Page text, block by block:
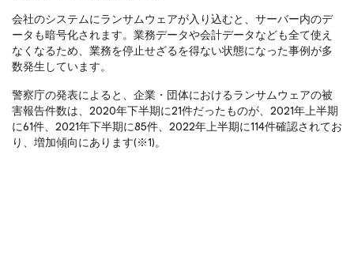
会社のシステムにランサムウェアが入り込むと、サーバー内のデ
ータも暗号化されます。業務データや会計データなども全て使え
なくなるため、業務を停止せざるを得ない状態になった事例が多
数発生しています。
警察庁の発表によると、企業・団体におけるランサムウェアの被
害報告件数は、2020年下半期に21件だったものが、2021年上半期
に61件、2021年下半期に85件、2022年上半期に114件確認されてお
り、増加傾向にあります(※1)。